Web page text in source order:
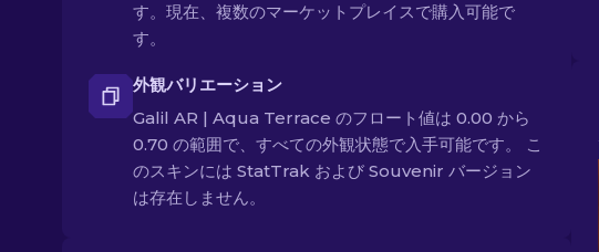
す。現在、複数のマーケットプレイスで購入可能で
す。
外観バリエーション
Galil AR | Aqua Terrace のフロート値は 0.00 から
0.70 の範囲で、すべての外観状態で入手可能です。 こ
のスキンには StatTrak および Souvenir バージョン
は存在しません。